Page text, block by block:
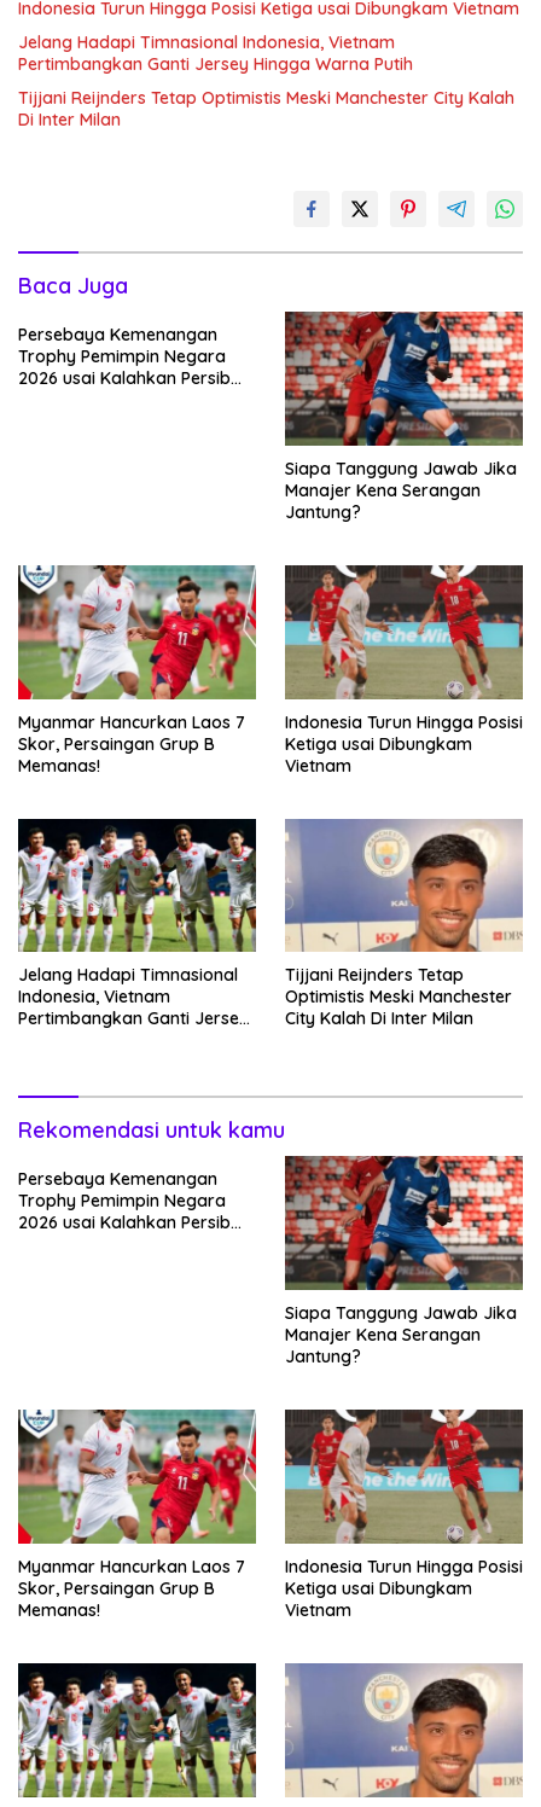
Indonesia Turun Hingga Posisi Ketiga usai Dibungkam Vietnam
Jelang Hadapi Timnasional Indonesia, Vietnam
Pertimbangkan Ganti Jersey Hingga Warna Putih
Tijjani Reijnders Tetap Optimistis Meski Manchester City Kalah
Di Inter Milan
Baca Juga
Persebaya Kemenangan
Trophy Pemimpin Negara
2026 usai Kalahkan Persib
Siapa Tanggung Jawab Jika
Manajer Kena Serangan
Jantung?
Myanmar Hancurkan Laos 7
Skor, Persaingan Grup B
Memanas!
Indonesia Turun Hingga Posisi
Ketiga usai Dibungkam
Vietnam
Jelang Hadapi Timnasional
Indonesia, Vietnam
Pertimbangkan Ganti Jersey
Tijjani Reijnders Tetap
Optimistis Meski Manchester
City Kalah Di Inter Milan
Rekomendasi untuk kamu
Persebaya Kemenangan
Trophy Pemimpin Negara
2026 usai Kalahkan Persib
Siapa Tanggung Jawab Jika
Manajer Kena Serangan
Jantung?
Myanmar Hancurkan Laos 7
Skor, Persaingan Grup B
Memanas!
Indonesia Turun Hingga Posisi
Ketiga usai Dibungkam
Vietnam